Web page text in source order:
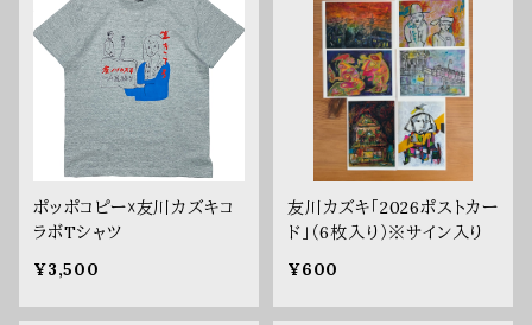
ポッポコピー☓友川カズキコ
ラボTシャツ
¥3,500
友川カズキ「2026ポストカー
ド」（6枚入り）※サイン入り
¥600